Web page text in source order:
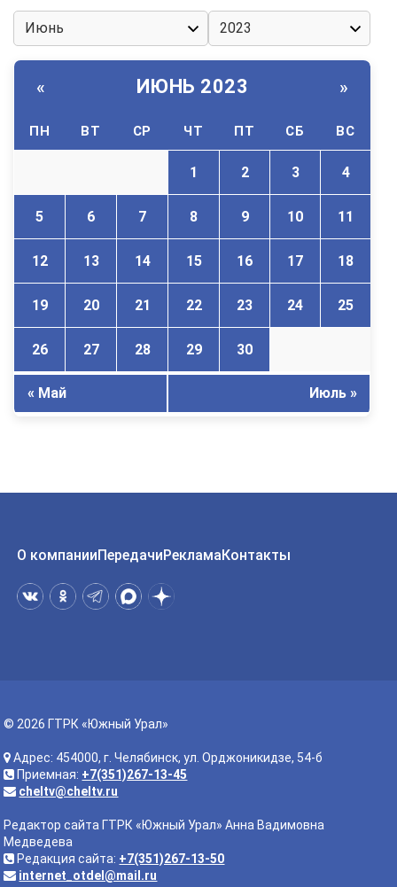
« ИЮНЬ 2023 »
ПН ВТ СР ЧТ ПТ СБ ВС
1 2 3 4
5 6 7 8 9 10 11
12 13 14 15 16 17 18
19 20 21 22 23 24 25
26 27 28 29 30
« Май Июль »
О компанииПередачиРекламаКонтакты
© 2026 ГТРК «Южный Урал»
Адрес: 454000, г. Челябинск, ул. Орджоникидзе, 54-б
Приемная: +7(351)267-13-45
cheltv@cheltv.ru
Редактор сайта ГТРК «Южный Урал» Анна Вадимовна
Медведева
Редакция сайта: +7(351)267-13-50
internet_otdel@mail.ru